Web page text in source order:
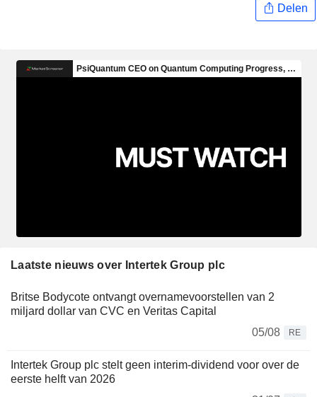
Delen
Laatste nieuws over Intertek Group plc
Britse Bodycote ontvangt overnamevoorstellen van 2
miljard dollar van CVC en Veritas Capital
05/08
RE
Intertek Group plc stelt geen interim-dividend voor over de
eerste helft van 2026